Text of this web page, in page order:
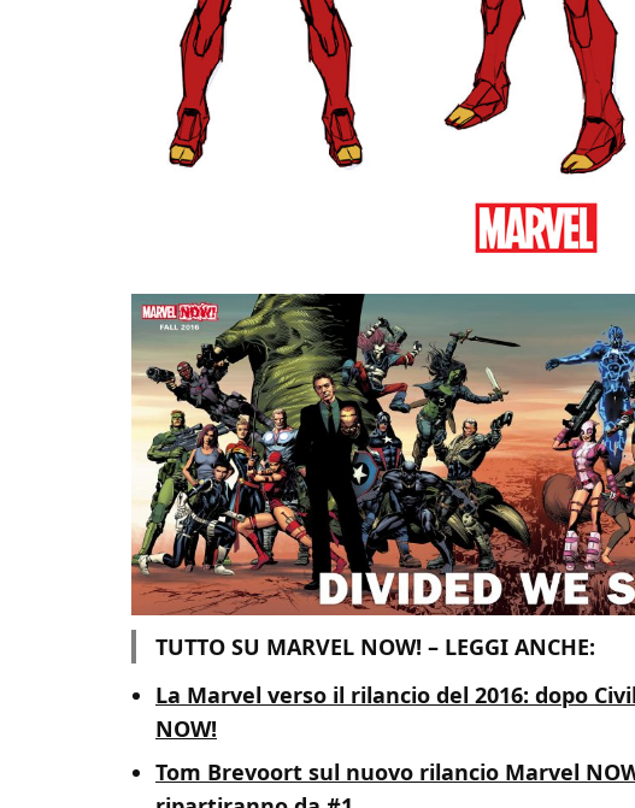
TUTTO SU MARVEL NOW! – LEGGI ANCHE:
La Marvel verso il rilancio del 2016: dopo
NOW!
Tom Brevoort sul nuovo rilancio Marvel